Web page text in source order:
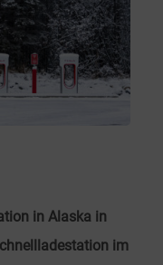
in Alaska in
im